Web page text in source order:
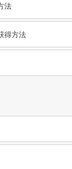
法
得方法